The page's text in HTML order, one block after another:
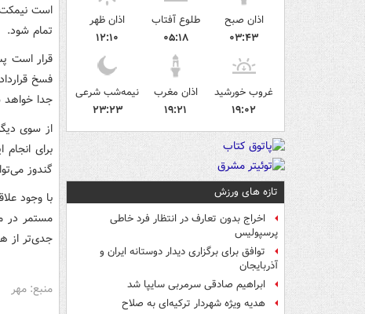
اذان صبح
۰۳:۴۳
طلوع آفتاب
۰۵:۱۸
اذان ظهر
۱۲:۱۰
غروب خورشید
۱۹:۰۲
اذان مغرب
۱۹:۲۱
نیمه‌شب شرعی
۲۳:۲۳
تازه های ورزش
اخراج بدون تعارف در انتظار فرد خاطی
پرسپولیس
توافق برای برگزاری دیدار دوستانه ایران و
آذربایجان
ابراهیم صادقی سرمربی سایپا شد
هدیه ویژه شهردار ترکیه‌ای به صلاح
است
تمام شود.
قرار است
فسخ
جدا
از سوی
برای
گندوز
با وجود
مستمر در
جدی‌تر از
منبع: مهر